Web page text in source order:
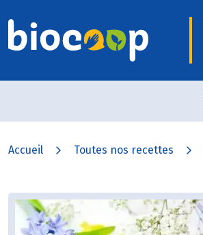
Accueil Toutes nos recettes